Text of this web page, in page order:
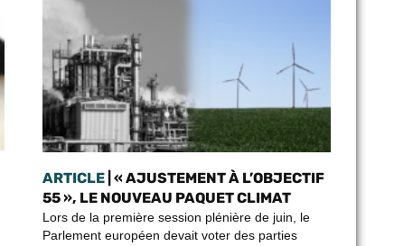
ARTICLE| « AJUSTEMENT À L’OBJECTIF
55 », LE NOUVEAU PAQUET CLIMAT
Lors de la première session plénière de juin, le
Parlement européen devait voter des parties